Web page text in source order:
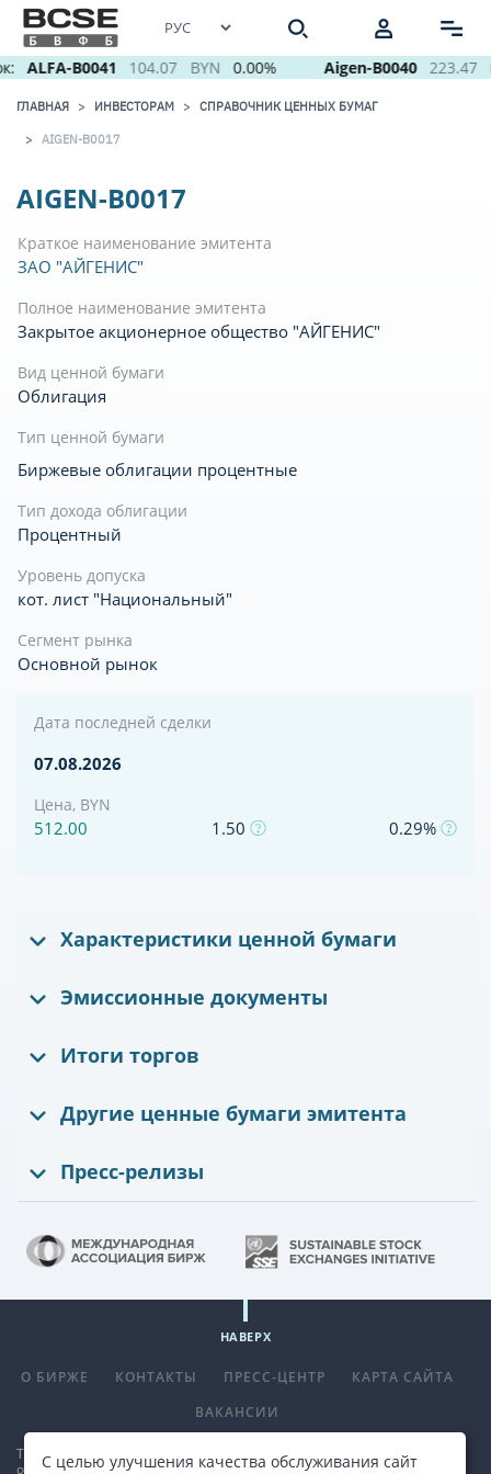
ALFA-B0041 104.07 BYN 0.00% Aigen-B0040 223.47
ГЛАВНАЯ ИНВЕСТОРАМ СПРАВОЧНИК ЦЕННЫХ БУМАГ
AIGEN-B0017
AIGEN-B0017
Краткое наименование эмитента
ЗАО "АЙГЕНИС"
Полное наименование эмитента
Закрытое акционерное общество "АЙГЕНИС"
Вид ценной бумаги
Облигация
Тип ценной бумаги
Биржевые облигации процентные
Тип дохода облигации
Процентный
Уровень допуска
кот. лист "Национальный"
Сегмент рынка
Основной рынок
Дата последней сделки
07.08.2026
Цена, BYN
512.00 1.50 0.29%
Характеристики ценной бумаги
Эмиссионные документы
Итоги торгов
Другие ценные бумаги эмитента
Пресс-релизы
О БИРЖЕ КОНТАКТЫ ПРЕСС-ЦЕНТР
КАРТА САЙТА
ВАКАНСИИ
Телефон +375 (17) 390 14 70
. E-mail:
office@bcse.by .
НАВЕРХ
С целью улучшения качества обслуживания сайт